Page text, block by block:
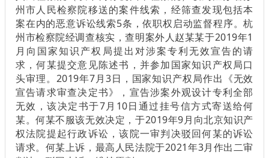
州市人民检察院移送的案件线索，经筛查发现包括本
案在内的恶意诉讼线索5条，依职权启动监督程序。杭
州市检察院经调查核实，查明案外人赵某某于2019年1
月向国家知识产权局提出对涉案专利无效宣告的请
求，何某提交意见陈述书，并参加国家知识产权局口
头审理。2019年7月3日，国家知识产权局作出《无效
宣告请求审查决定书》，宣告涉案外观设计专利全部
无效，该决定书于7月10日通过挂号信方式寄送给何
某。何某不服该无效决定，于2019年9月向北京知识产
权法院提起行政诉讼，该院一审判决驳回何某的诉讼
请求。何某上诉，最高人民法院于2021年3月作出二审